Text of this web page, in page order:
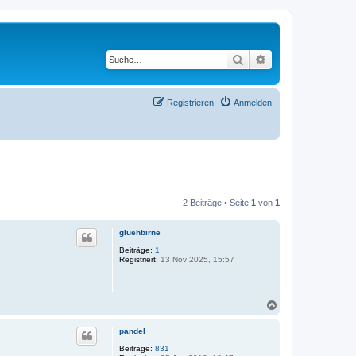
Suche
Anmelden
Registrieren
2 Beiträge • Seite 1 von 1
gluehbirne
Beiträge: 1
Registriert: 13 Nov 2025, 15:57
pandel
Beiträge: 831